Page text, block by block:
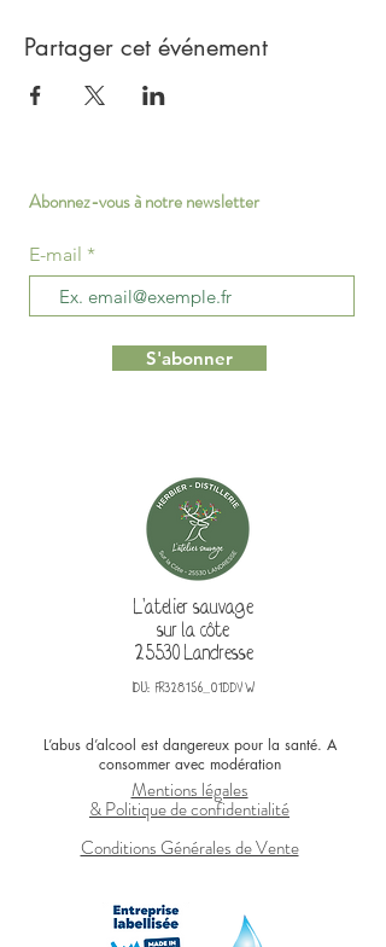
Partager cet événement
Abonnez-vous à notre newsletter
E-mail
S'abonner
L'atelier sauvage
sur la côte
25530 Landresse
IDU: FR328156_01DDVW
L’abus d’alcool est dangereux pour la santé. A
consommer avec modération
Mentions légales
& Politique de confidentialité
Conditions Générales de Vente